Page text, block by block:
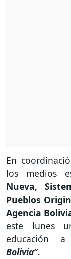
En
los medios
Nueva,
Pueblos
Agencia
este lunes
educación a
Bolivia”.